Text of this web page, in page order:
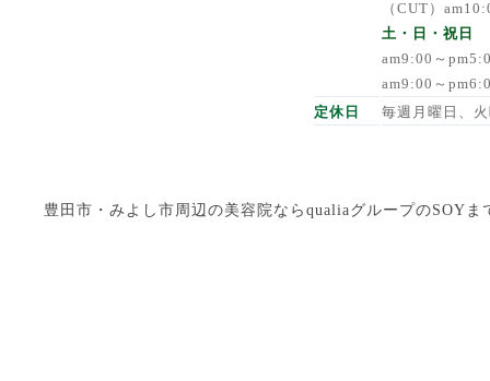
（CUT）
土・日・祝日
am9:00～
am9:00～
定休日
毎週月曜日、
豊田市・みよし市周辺の美容院ならqualiaグループのSOY